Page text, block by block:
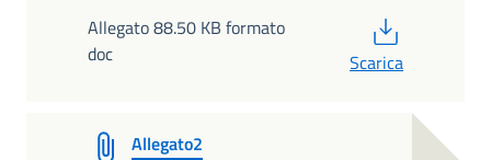
Allegato 88.50 KB formato
doc
Scarica
Allegato2